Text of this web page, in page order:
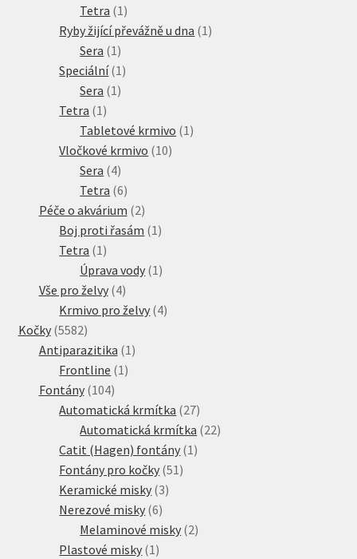
produkty
Tetra 1 1
produkt
Ryby žijící převážně u dna 1 1
Sera 1 1
produkt
Speciální 1 1
Sera 1 1
Tetra 1 1
produkt
Tabletové krmivo 1 1
Vločkové krmivo 1010
Sera 44
produkty
Tetra 66
produktů
Péče o akvárium 22
produkty
Boj proti řasám 1 1
Tetra 1 1
produkt
Úprava vody 1 1
Vše pro želvy 44
produkty
Krmivo pro želvy 44
Kočky 55825582
produktů
Antiparazitika 1 1
Frontline 1 1
Fontány 104104
produktů
Automatická krmítka 2727
produktů
Automatická krmítka 2222
Catit (Hagen) fontány 1 1
Fontány pro kočky 51 51
Keramické misky 33
Nerezové misky 66
produktů
Melaminové misky 22
Plastové misky 1 1